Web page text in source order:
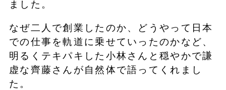
ました。
なぜ二人で創業したのか、どうやって日本
での仕事を軌道に乗せていったのかなど、
明るくテキパキした小林さんと穏やかで謙
虚な齊藤さんが自然体で語ってくれまし
た。